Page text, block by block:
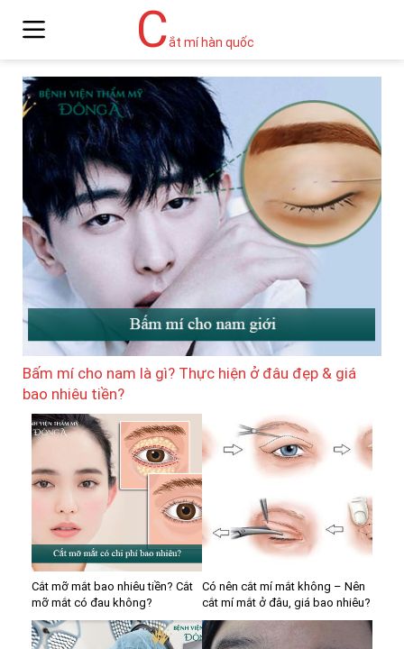
Cắt mí hàn quốc
Bấm mí cho nam là gì? Thực hiện ở đâu đẹp & giá
bao nhiêu tiền?
Cắt mỡ mắt bao nhiêu tiền? Cắt
mỡ mắt có đau không?
Có nên cắt mí mắt không – Nên
cắt mí mắt ở đâu, giá bao nhiêu?